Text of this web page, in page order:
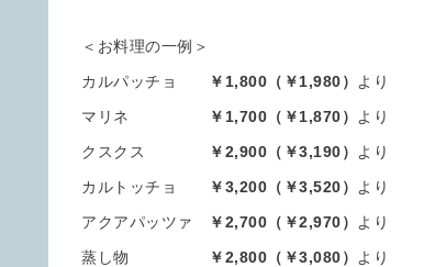
＜お料理の一例＞
カルパッチョ
￥1,800（￥1,980）
より
マリネ
￥1,700（￥1,870）
より
クスクス
￥2,900（￥3,190）
より
カルトッチョ
￥3,200（￥3,520）
より
アクアパッツァ
￥2,700（￥2,970）
より
蒸し物
￥2,800（￥3,080） より